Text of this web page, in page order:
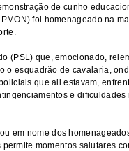
de cunho
foi homenageado na
(PSL) que, emocionado,
o esquadrão de cavalaria,
que ali estavam,
e
em nome dos
momentos salutares